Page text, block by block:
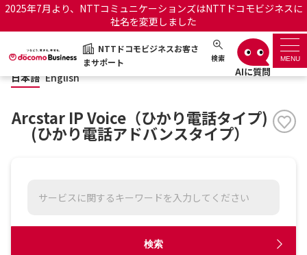
2025年7月より、NTTコミュニケーションズはNTTドコモビジネスに
社名を変更しました
NTTドコモビジネスお客さ
まサポート
検索 MENU
NTTドコモビジネスお客さまサポート 日本語 English
サポートトップ
サービス名から探す
お知らせ サポートサイトの使い方
工事・故障情報通知サー
日本語 English
Arcstar IP Voice（ひかり電話タイプ)
(ひかり電話アドバンスタイプ）
検索